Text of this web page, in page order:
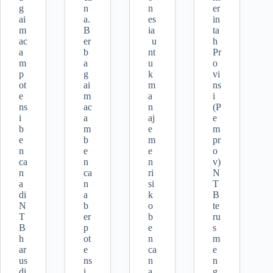
g
ai
m
ac
a
m
p
ot
e
ns
i
b
e
n
ca
n
a
di
N
T
B
h
ar
us
n
a.
B
er
b
a
g
ai
m
ac
a
m
b
e
n
ca
n
a
b
er
p
ot
e
ns
n
es
ia
u
nt
u
k
m
a
n
aj
e
m
e
n
ri
si
k
o
b
e
n
ca
n
er
in
ta
h
Pr
o
vi
ns
i
(P
e
m
pr
o
v)
N
T
B
te
ru
s
m
e
n